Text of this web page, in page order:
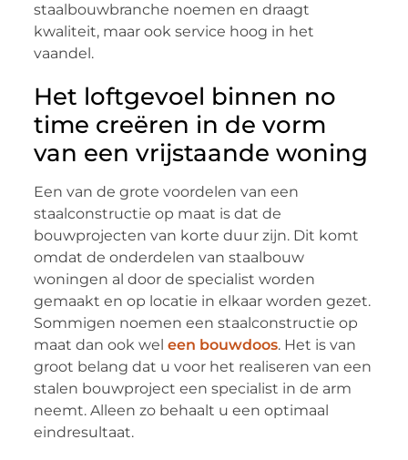
staalbouwbranche noemen en draagt
kwaliteit, maar ook service hoog in het
vaandel.
Het loftgevoel binnen no
time creëren in de vorm
van een vrijstaande woning
Een van de grote voordelen van een
staalconstructie op maat is dat de
bouwprojecten van korte duur zijn. Dit komt
omdat de onderdelen van staalbouw
woningen al door de specialist worden
gemaakt en op locatie in elkaar worden gezet.
Sommigen noemen een staalconstructie op
maat dan ook wel een bouwdoos. Het is van
groot belang dat u voor het realiseren van een
stalen bouwproject een specialist in de arm
neemt. Alleen zo behaalt u een optimaal
eindresultaat.